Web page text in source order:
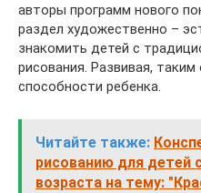
авторы программ нового
раздел художественно –
знакомить детей с
рисования. Развивая,
способности ребенка.
Читайте также:
рисованию для детей
возраста на тему: